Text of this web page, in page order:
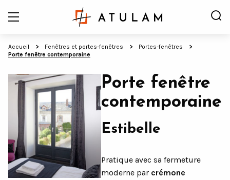
Accueil Fenêtres et portes-fenêtres
Portes-fenêtres
Porte fenêtre contemporaine
Porte fenêtre
contemporaine
Estibelle
Pratique avec sa fermeture
moderne par crémone